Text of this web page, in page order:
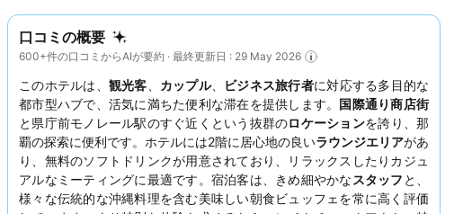
口コミの概要
600+件の口コミからAIが要約 · 最終更新日 : 29 May 2026
このホテルは、 観光客 カップル、 ビジネス旅行者に対応する多目的な
都市型ハブで、活気に満ちた便利な滞在を提供します。 国際通り商店街
と県庁前モノレール駅のすぐ近くという抜群のロケーションを誇り、那
覇の探索に便利です。ホテルには2階に居心地の良いラウンジエリアがあ
り、無料のソフトドリンクが用意されており、リラックスしたりカジュ
アルなミーティングに最適です。宿泊客は、きめ細やかな スタッフ と、
様々な伝統的な沖縄料理を含む美味しい朝食ビュッフェを常に高く評価